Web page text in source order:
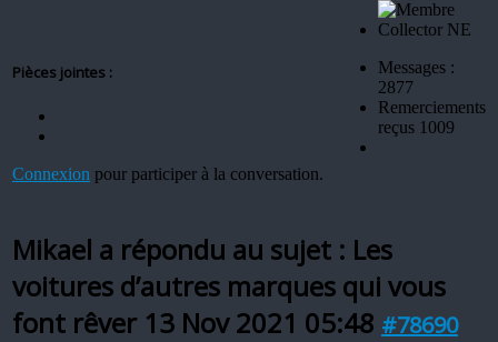
Pièces jointes :
Connexion pour participer à la conversation.
Messages :
2877
Remerciements
reçus 1009
Mikael a répondu au sujet : Les
voitures d’autres marques qui vous
font rêver 13 Nov 2021 05:48 #78690